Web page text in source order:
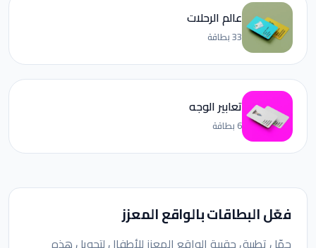
عالم الرحلات
33 بطاقة
تعابير الوجه
6 بطاقة
فعّل البطاقات بالواقع المعزز
حمّل تطبيق حقيبة الواقع المعزز للأطفال لتحويل هذه